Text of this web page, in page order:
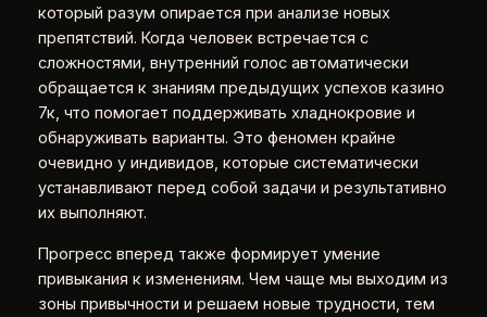
который разум опирается при анализе новых
препятствий. Когда человек встречается с
сложностями, внутренний голос автоматически
обращается к знаниям предыдущих успехов казино
7к, что помогает поддерживать хладнокровие и
обнаруживать варианты. Это феномен крайне
очевидно у индивидов, которые систематически
устанавливают перед собой задачи и результативно
их выполняют.
Прогресс вперед также формирует умение
привыкания к изменениям. Чем чаще мы выходим из
зоны привычности и решаем новые трудности, тем